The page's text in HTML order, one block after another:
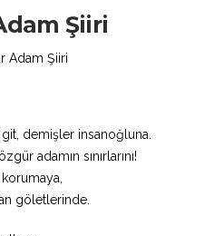
Şiiri
demişler insanoğluna.
adamın sınırlarını!
göletlerinde.